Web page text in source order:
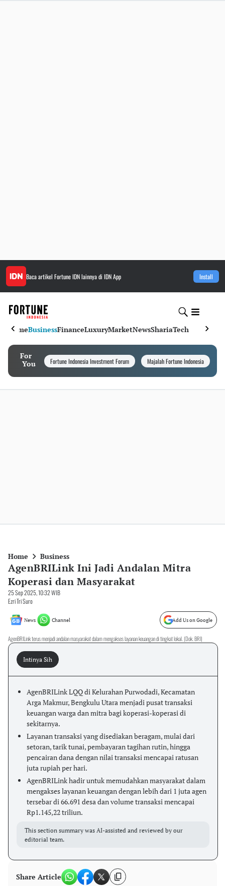
Baca artikel Fortune IDNlainnya di IDN App Install
HomeBusinessFinanceLuxuryMarketNewsShariaTech
For
You
Fortune Indonesia Investment Forum Majalah Fortune Indonesia
Home Business
AgenBRILink Ini Jadi Andalan Mitra
Koperasi dan Masyarakat
25 Sep 2025, 10:32 WIB
Ezri Tri Suro
News Channel Add Us on Google
AgenBRILink terus menjadi andalan masyarakat dalam mengakses layanan keuangan di tingkat lokal. (Dok. BRI)
Intinya Sih
AgenBRILink LQQ di Kelurahan Purwodadi, Kecamatan
Arga Makmur, Bengkulu Utara menjadi pusat transaksi
keuangan warga dan mitra bagi koperasi-koperasi di
sekitarnya.
Layanan transaksi yang disediakan beragam, mulai dari
setoran, tarik tunai, pembayaran tagihan rutin, hingga
pencairan dana dengan nilai transaksi mencapai ratusan
juta rupiah per hari.
AgenBRILink hadir untuk memudahkan masyarakat dalam
mengakses layanan keuangan dengan lebih dari 1 juta agen
tersebar di 66.691 desa dan volume transaksi mencapai
Rp1.145,22 triliun.
This section summary was AI-assisted and reviewed by our
editorial team.
Share Article